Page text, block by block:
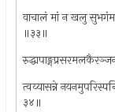
वाचालं मां न खलु
॥३३॥
त्वय्यासन्ने
३४॥